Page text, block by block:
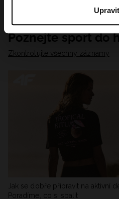
Upravit
Poznejte sport do
Zkontrolujte všechny záznamy
Jak se dobře připravit na aktivní
Poradíme, co si sbalit